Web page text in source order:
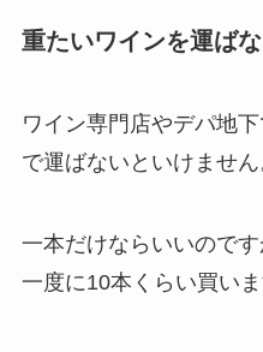
重たいワインを運ば
ワイン専門店やデパ地
で運ばないといけません
一本だけならいいので
一度に10本くらい買い